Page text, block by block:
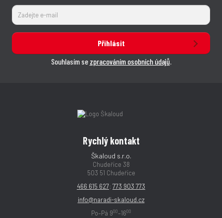
Přihlásit
Souhlasím se zpracováním osobních údajů.
Rychlý kontakt
Škaloud s.r.o.
Chudeřice 38
503 51 Chudeřice
466 615 627; 773 903 773
info@naradi-skaloud.cz
Po–Pá 900–1600